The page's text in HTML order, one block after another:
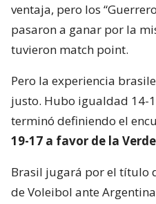
ventaja, pero los
pasaron a ganar por la
tuvieron match point.
Pero la experiencia
justo. Hubo igualdad 14-
terminó definiendo el
19-17 a favor de la
Brasil jugará por el título
de Voleibol ante